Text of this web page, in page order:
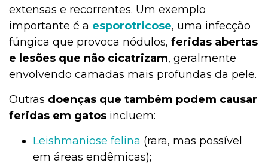
extensas e recorrentes. Um exemplo
importante é a esporotricose, uma infecção
fúngica que provoca nódulos, feridas abertas
e lesões que não cicatrizam, geralmente
envolvendo camadas mais profundas da pele.
Outras doenças que também podem causar
feridas em gatos incluem:
Leishmaniose felina (rara, mas possível
em áreas endêmicas);